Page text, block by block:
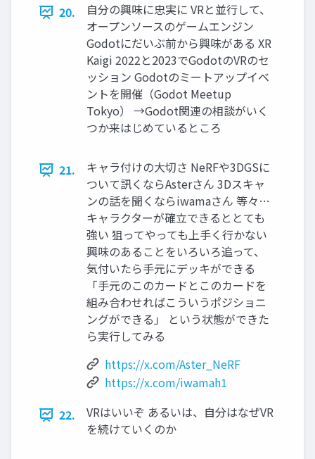
20.
自分の興味に忠実に VRと並行して、
オープンソースのゲームエンジン
Godotにだいぶ前から興味がある XR
Kaigi 2022と2023でGodotのVRのセ
ッション Godotのミートアップイベ
ントを開催（Godot Meetup
Tokyo） →Godot関連の相談がいく
つか来はじめているところ
21.
キャラ付けの大切さ NeRFや3DGSに
ついて訊くならAsterさん 3Dスキャ
ンの話を聞くならiwamaさん 等々…
キャラクターが確立できるととても
強い 狙ってやっても上手く行かない
興味のあることをいろいろ追って、
気付いたら手元にデッキができる
「手元のこのカードとこのカードを
組み合わせればこういうポジショニ
ングができる」 という状態ができた
ら実行してみる
https://x.com/Aster_NeRF
https://x.com/iwamah1
22.
VRはいいぞ あるいは、自分はなぜVR
を続けていくのか